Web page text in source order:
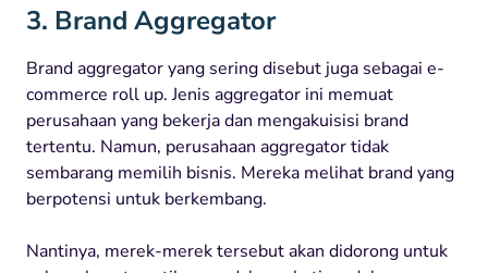
3. Brand Aggregator
Brand aggregator yang sering disebut juga sebagai e-
commerce roll up. Jenis aggregator ini memuat
perusahaan yang bekerja dan mengakuisisi brand
tertentu. Namun, perusahaan aggregator tidak
sembarang memilih bisnis. Mereka melihat brand yang
berpotensi untuk berkembang.
Nantinya, merek-merek tersebut akan didorong untuk